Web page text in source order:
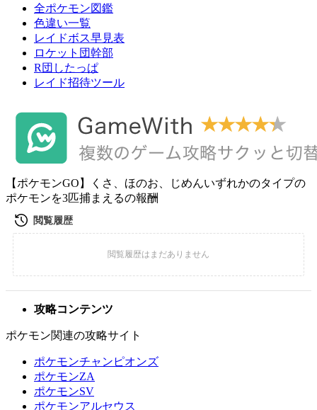
全ポケモン図鑑
色違い一覧
レイドボス早見表
ロケット団幹部
R団したっぱ
レイド招待ツール
【ポケモンGO】くさ、ほのお、じめんいずれかのタイプの
ポケモンを3匹捕まえるの報酬
攻略コンテンツ
ポケモン関連の攻略サイト
ポケモンチャンピオンズ
ポケモンZA
ポケモンSV
ポケモンアルセウス